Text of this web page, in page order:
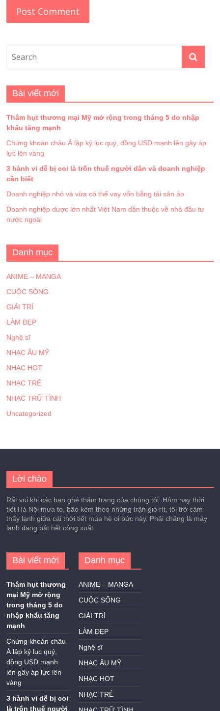
Bài viết mới
Thâm hụt thương mại Mỹ mở rộng trong tháng 5 do nhập
khẩu tăng mạnh
Chứng khoán châu Á lập kỷ lục quý, đồng USD mạnh lên gây áp
lực lên vàng
3 hành vi dễ bị coi là trốn thuế người dân và doanh nghiệp
cần biết
Doanh nghiệp nhỏ và vừa có thể vay vốn bằng tài sản ảo
Doanh nghiệp dược lớn nhất Việt Nam dần thuộc về nhà đầu tư
nước ngoài
Danh mục
ANIME – MANGA
CUỘC SỐNG
GIẢI TRÍ
LÀM ĐẸP
Nghệ sĩ
NHẠC ÂU MỸ
NHẠC HOT
NHẠC TRẺ
NHẠC TRỮ TÌNH
Uncategorized
Lời chào
Rất vui khi các bạn ghé thăm trang của chúng tôi. Hôm nay thời
tiết Hà Nội mưa to, bão kèm theo những trận gió rít, tôi trở cảm
thấy lạnh giữa cái thời tiết mùa hè oi bức này. Phải chăng là máy
lạnh đang bật hết công xuất
Bài viết mới
Thâm hụt thương
mại Mỹ mở rộng
trong tháng 5 do
nhập khẩu tăng
mạnh
Chứng khoán châu
Á lập kỷ lục quý,
đồng USD mạnh
lên gây áp lực lên
vàng
3 hành vi dễ bị coi
là trốn thuế người
Danh mục
ANIME – MANGA
CUỘC SỐNG
GIẢI TRÍ
LÀM ĐẸP
Nghệ sĩ
NHẠC ÂU MỸ
NHẠC HOT
NHẠC TRẺ